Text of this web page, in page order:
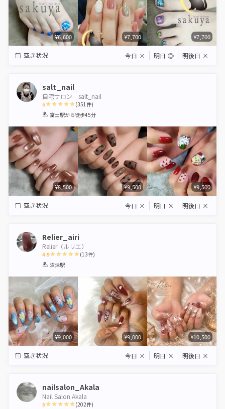
¥6,600 ¥7,700 ¥7,700
空き状況 今日 × 明日 ◎ 明後日 ×
salt_nail
自宅サロン salt_nail
5
1 2 3 4 5
(351件)
富士駅から徒歩45分
¥8,500 ¥9,500 ¥9,500
空き状況 今日 × 明日 × 明後日 ×
Relier_airi
Relier（ルリエ）
4.9
1 2 3
(13件)
沼津駅
¥9,000 ¥9,000 ¥10,500
空き状況 今日 × 明日 × 明後日 ×
nailsalon_Akala
Nail Salon Akala
5 (202件)